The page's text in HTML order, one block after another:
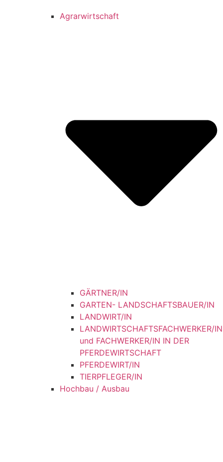
Agrarwirtschaft
GÄRTNER/IN
GARTEN- LANDSCHAFTSBAUER/IN
LANDWIRT/IN
LANDWIRTSCHAFTSFACHWERKER/IN
und FACHWERKER/IN IN DER
PFERDEWIRTSCHAFT
PFERDEWIRT/IN
TIERPFLEGER/IN
Hochbau / Ausbau